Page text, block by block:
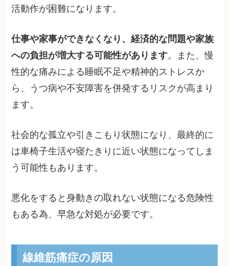
活動作が困難になります。
仕事や家事ができなくなり、経済的な問題や家族
への負担が増大する可能性があります。また、慢
性的な痛みによる睡眠不足や精神的ストレスか
ら、うつ病や不安障害を併発するリスクが高まり
ます。
社会的な孤立や引きこもり状態になり、最終的に
は車椅子生活や寝たきりに近い状態になってしま
う可能性もあります。
悪化をすると身動きの取れない状態になる危険性
もある為、早急な対処が必要です。
線維筋痛症の原因